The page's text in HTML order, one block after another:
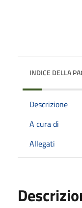
INDICE DELLA
Descrizione
A cura di
Allegati